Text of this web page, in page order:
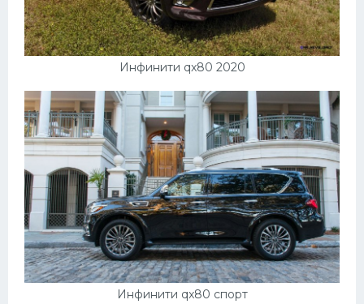
Инфинити qx80 2020
Инфинити qx80 спорт
Порше
Самолеты
Комплектующие
Тойота
Лодки
Шкода
Вертолеты
Мазда
Самокаты